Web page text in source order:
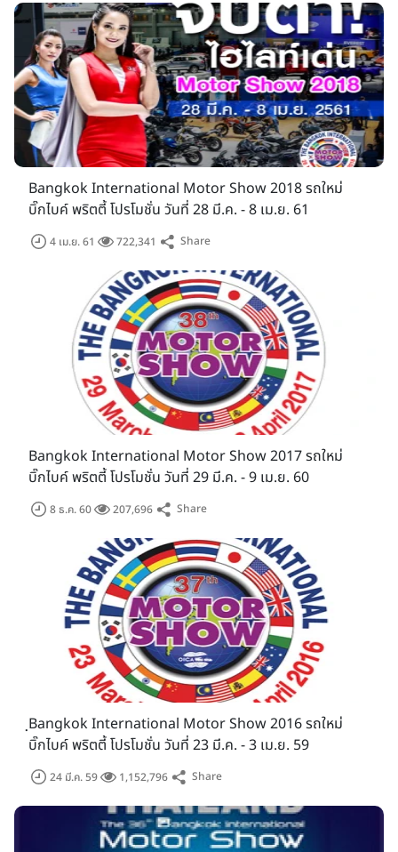
โชคให้ผู้ชมเป็นประจำทุกปี พร้อมของรางวัลใหญ่อย่างรถยนต์และ
รถมอเตอร์ไซค์ รวมมูลค่ากว่าล้านบาท โดยผู้ที่ซื้อบัตรและต้องการ
ร่วมชิงโชคสามารถกรอกแบบสอบถามที่หน้างาน
รอบ VIP (VIP Day) วันที่ 25 มีนาคม 2562 เวลา 12.00 -
22.00 น.
รอบสื่อมวลชน (Press Day) วันที่ 26 มีนาคม 2562 เวลา
9.59 - 18.00 น.
เมษายน 2562
- วันจันทร์ - ศุกร์ เวลา 12.00 - 22.00 น.
- วันเสาร์-อาทิตย์ เวลา 11.00 - 22.00 น.
เกาะติดงานมอเตอร์โชว์ 2019 ผ่านทาง Facebook
Car Guru Thailand
Motorbike Guru Thailand
Bangkok International Motor Show 2018 รถใหม่
บิ๊กไบค์ พริตตี้ โปรโมชั่น วันที่ 28 มี.ค. - 8 เม.ย. 61
4 เม.ย. 61 722,341 Share
Bangkok International Motor Show 2017 รถใหม่
บิ๊กไบค์ พริตตี้ โปรโมชั่น วันที่ 29 มี.ค. - 9 เม.ย. 60
8 ธ.ค. 60 207,696 Share
ฺBangkok International Motor Show 2016 รถใหม่
บิ๊กไบค์ พริตตี้ โปรโมชั่น วันที่ 23 มี.ค. - 3 เม.ย. 59
24 มี.ค. 59 1,152,796 Share